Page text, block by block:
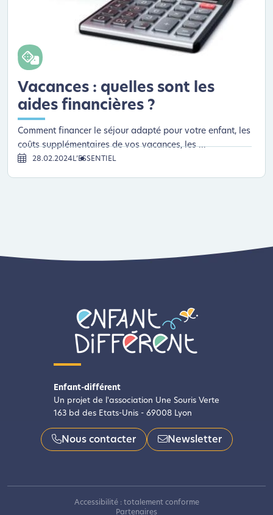
Vacances : quelles sont les
aides financières ?
Comment financer le séjour adapté pour votre enfant, les
coûts supplémentaires de vos vacances, les ...
28.02.2024L’ESSENTIEL
Enfant-différent
Un projet de l'association Une Souris Verte
163 bd des Etats-Unis - 69008 Lyon
Nous contacter Newsletter
Accessibilité : totalement conforme
Partenaires